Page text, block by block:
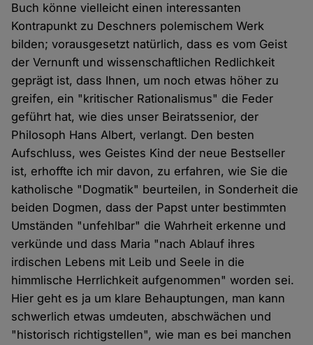
Buch könne vielleicht einen interessanten
Kontrapunkt zu Deschners polemischem Werk
bilden; vorausgesetzt natürlich, dass es vom Geist
der Vernunft und wissenschaftlichen Redlichkeit
geprägt ist, dass Ihnen, um noch etwas höher zu
greifen, ein "kritischer Rationalismus" die Feder
geführt hat, wie dies unser Beiratssenior, der
Philosoph Hans Albert, verlangt. Den besten
Aufschluss, wes Geistes Kind der neue Bestseller
ist, erhoffte ich mir davon, zu erfahren, wie Sie die
katholische "Dogmatik" beurteilen, in Sonderheit die
beiden Dogmen, dass der Papst unter bestimmten
Umständen "unfehlbar" die Wahrheit erkenne und
verkünde und dass Maria "nach Ablauf ihres
irdischen Lebens mit Leib und Seele in die
himmlische Herrlichkeit aufgenommen" worden sei.
Hier geht es ja um klare Behauptungen, man kann
schwerlich etwas umdeuten, abschwächen und
"historisch richtigstellen", wie man es bei manchen